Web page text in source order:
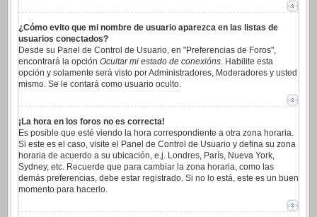
¿Cómo evito que mi nombre de usuario aparezca en las listas de
usuarios conectados?
Desde su Panel de Control de Usuario, en "Preferencias de Foros",
encontrará la opción Ocultar mi estado de conexións. Habilite esta
opción y solamente será visto por Administradores, Moderadores y usted
mismo. Se le contará como usuario oculto.
¡La hora en los foros no es correcta!
Es posible que esté viendo la hora correspondiente a otra zona horaria.
Si este es el caso, visite el Panel de Control de Usuario y defina su zona
horaria de acuerdo a su ubicación, e.j. Londres, París, Nueva York,
Sydney, etc. Recuerde que para cambiar la zona horaria, como las
demás preferencias, debe estar registrado. Si no lo está, este es un buen
momento para hacerlo.